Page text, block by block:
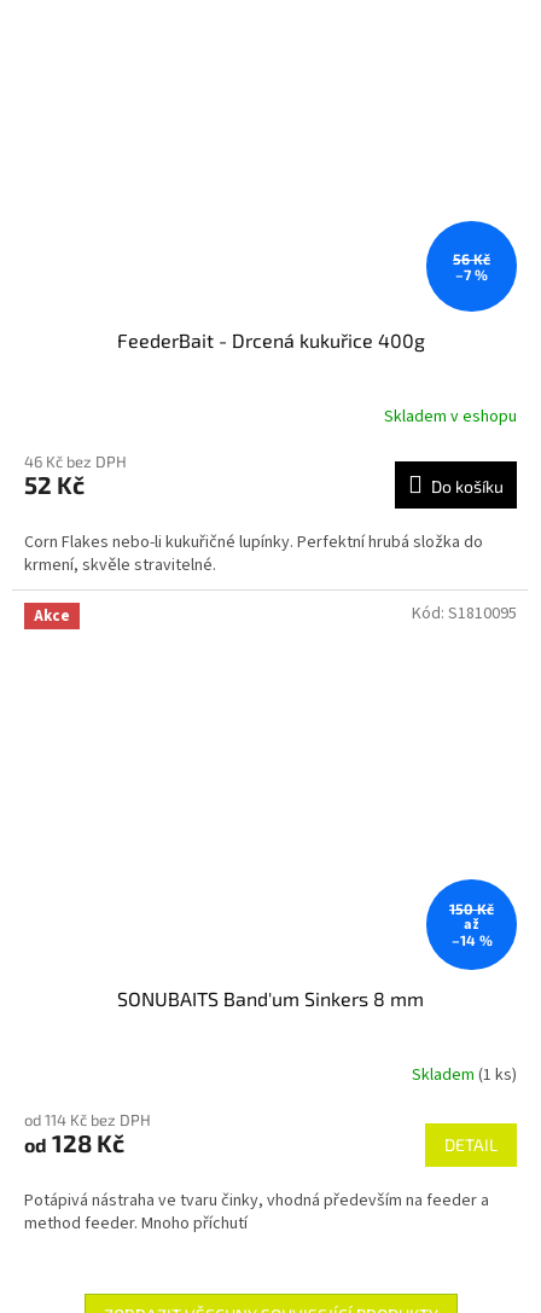
56 Kč
–7 %
FeederBait - Drcená kukuřice 400g
Skladem v eshopu
46 Kč bez DPH
52 Kč Do košíku
Corn Flakes nebo-li kukuřičné lupínky. Perfektní hrubá složka do
krmení, skvěle stravitelné.
Akce
150 Kč
až
–14 %
SONUBAITS Band'um Sinkers 8 mm
Skladem (1 ks)
od 114 Kč bez DPH
od 128 Kč DETAIL
Potápivá nástraha ve tvaru činky, vhodná především na feeder a
method feeder. Mnoho příchutí
Kód: S1810095